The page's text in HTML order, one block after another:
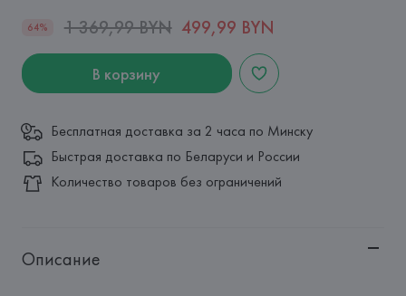
64% 1 369,99 BYN 499,99 BYN
В корзину
Бесплатная доставка за 2 часа по Минску
Быстрая доставка по Беларуси и России
Количество товаров без ограничений
Описание